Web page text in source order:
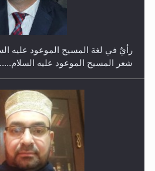
معرض القرآن الكريم لمدة ثلاثين
شعر المسيح الموعود عليه السلام.....